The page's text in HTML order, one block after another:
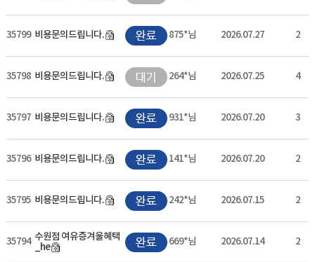
35799 비용문의드립니다. 875*님 2026.07.27 2
35798 비용문의드립니다. 264*님 2026.07.25 4
35797 비용문의드립니다. 931*님 2026.07.20 3
35796 비용문의드립니다. 141*님 2026.07.20 2
35795 비용문의드립니다. 242*님 2026.07.15 2
35794 수원점 여유증겨울혜택
_he
669*님 2026.07.14 2